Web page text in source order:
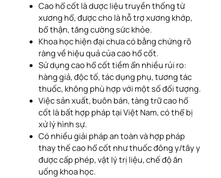
Cao hổ cốt là dược liệu truyền thống từ
xương hổ, được cho là hỗ trợ xương khớp,
bổ thận, tăng cường sức khỏe.
Khoa học hiện đại chưa có bằng chứng rõ
ràng về hiệu quả của cao hổ cốt.
Sử dụng cao hổ cốt tiềm ẩn nhiều rủi ro:
hàng giả, độc tố, tác dụng phụ, tương tác
thuốc, không phù hợp với một số đối tượng.
Việc sản xuất, buôn bán, tàng trữ cao hổ
cốt là bất hợp pháp tại Việt Nam, có thể bị
xử lý hình sự.
Có nhiều giải pháp an toàn và hợp pháp
thay thế cao hổ cốt như thuốc đông y/tây y
được cấp phép, vật lý trị liệu, chế độ ăn
uống khoa học.